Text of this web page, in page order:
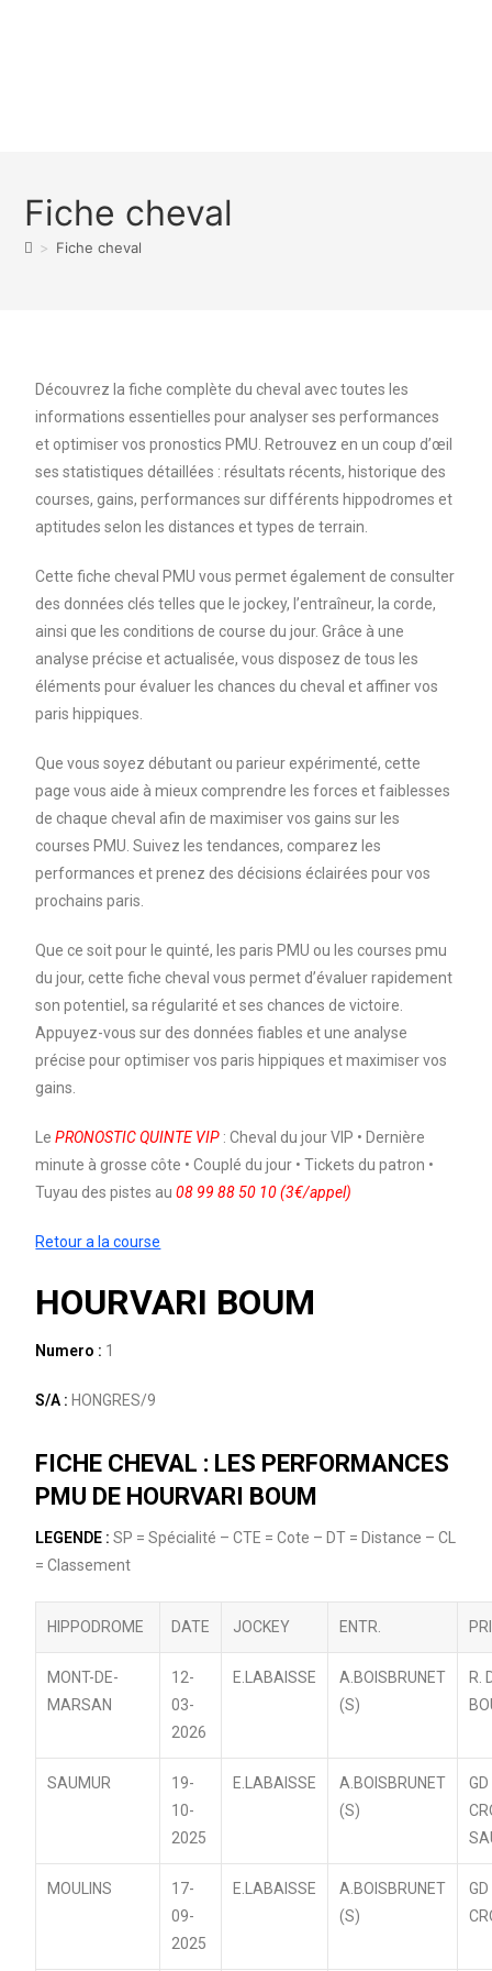
Fiche cheval
> Fiche cheval
Découvrez la fiche complète du cheval avec toutes les
informations essentielles pour analyser ses performances
et optimiser vos pronostics PMU. Retrouvez en un coup d’œil
ses statistiques détaillées : résultats récents, historique des
courses, gains, performances sur différents hippodromes et
aptitudes selon les distances et types de terrain.
Cette fiche cheval PMU vous permet également de consulter
des données clés telles que le jockey, l’entraîneur, la corde,
ainsi que les conditions de course du jour. Grâce à une
analyse précise et actualisée, vous disposez de tous les
éléments pour évaluer les chances du cheval et affiner vos
paris hippiques.
Que vous soyez débutant ou parieur expérimenté, cette
page vous aide à mieux comprendre les forces et faiblesses
de chaque cheval afin de maximiser vos gains sur les
courses PMU. Suivez les tendances, comparez les
performances et prenez des décisions éclairées pour vos
prochains paris.
Que ce soit pour le quinté, les paris PMU ou les courses pmu
du jour, cette fiche cheval vous permet d’évaluer rapidement
son potentiel, sa régularité et ses chances de victoire.
Appuyez-vous sur des données fiables et une analyse
précise pour optimiser vos paris hippiques et maximiser vos
gains.
LePRONOSTIC QUINTE VIP : Cheval du jour VIP • Dernière
minute à grosse côte • Couplé du jour • Tickets du patron •
Tuyau des pistes au08 99 88 50 10 (3€/appel)
Retour a la course
HOURVARI BOUM
Numero : 1
S/A : HONGRES/9
FICHE CHEVAL : LES PERFORMANCES
PMU DE HOURVARI BOUM
LEGENDE : SP = Spécialité – CTE = Cote – DT = Distance – CL
= Classement
HIPPODROME DATE JOCKEY ENTR.
MONT-DE-
MARSAN
12-
03-
2026
E.LABAISSE
A.BOISBRUNET
(S)
R.
SAUMUR
19-
10-
2025
E.LABAISSE
A.BOISBRUNET
(S)
GD
MOULINS
17-
09-
2025
E.LABAISSE
A.BOISBRUNET
(S)
GD